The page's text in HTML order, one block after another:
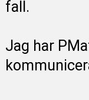
fall.
Jag har